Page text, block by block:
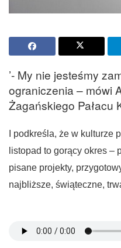
’- My nie jesteśmy
ograniczenia – mówi
Żagańskiego Pałacu
I podkreśla, że w kulturze
listopad to gorący okres –
pisane projekty,
najbliższe, świąteczne,